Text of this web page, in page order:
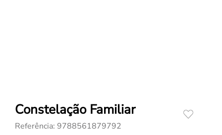
Constelação Familiar
Referência: 9788561879792